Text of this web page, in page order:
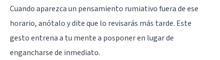
Cuando aparezca un pensamiento rumiativo fuera de ese
horario, anótalo y dite que lo revisarás más tarde. Este
gesto entrena a tu mente a posponer en lugar de
engancharse de inmediato.